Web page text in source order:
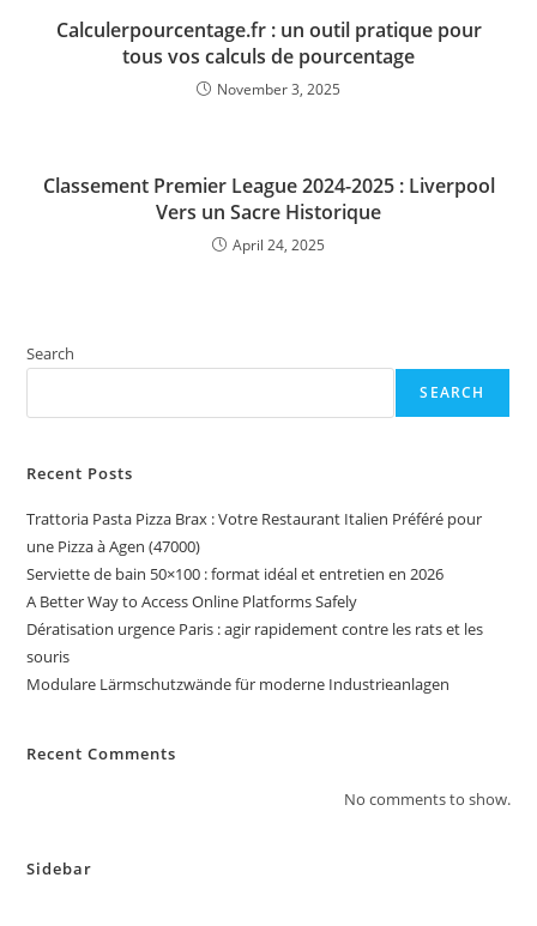
Calculerpourcentage.fr : un outil pratique pour
tous vos calculs de pourcentage
November 3, 2025
Classement Premier League 2024-2025 : Liverpool
Vers un Sacre Historique
April 24, 2025
Search
SEARCH
Recent Posts
Trattoria Pasta Pizza Brax : Votre Restaurant Italien Préféré pour
une Pizza à Agen (47000)
Serviette de bain 50×100 : format idéal et entretien en 2026
A Better Way to Access Online Platforms Safely
Dératisation urgence Paris : agir rapidement contre les rats et les
souris
Modulare Lärmschutzwände für moderne Industrieanlagen
Recent Comments
No comments to show.
Sidebar